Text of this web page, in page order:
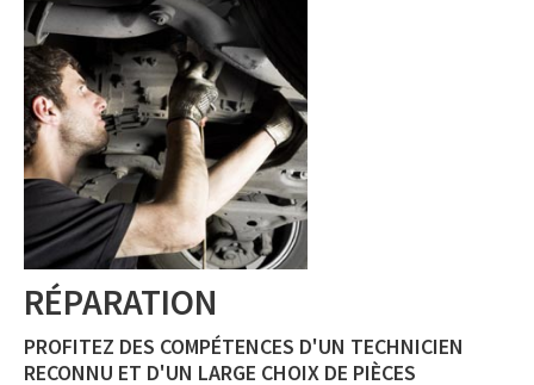
RÉPARATION
PROFITEZ DES COMPÉTENCES D'UN TECHNICIEN
RECONNU ET D'UN LARGE CHOIX DE PIÈCES